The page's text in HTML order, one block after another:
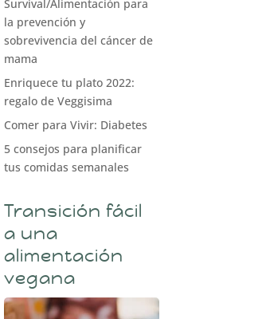
Survival/Alimentación para
la prevención y
sobrevivencia del cáncer de
mama
Enriquece tu plato 2022:
regalo de Veggisima
Comer para Vivir: Diabetes
5 consejos para planificar
tus comidas semanales
Transición fácil
a una
alimentación
vegana